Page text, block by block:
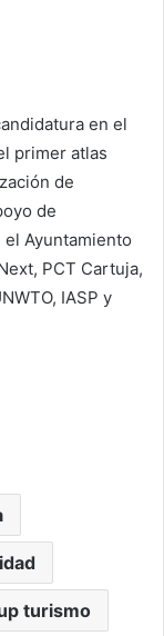
en el
primer atlas
de
de
Ayuntamiento
PCT Cartuja,
IASP y
turismo